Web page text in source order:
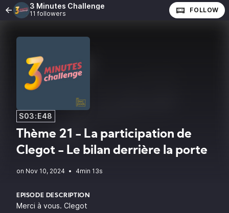
3 Minutes Challenge
11 followers FOLLOW
S03:E48
Thème 21 - La participation de
Clegot - Le bilan derrière la porte
• 4min 13s
EPISODE DESCRIPTION
Merci à vous. Clegot